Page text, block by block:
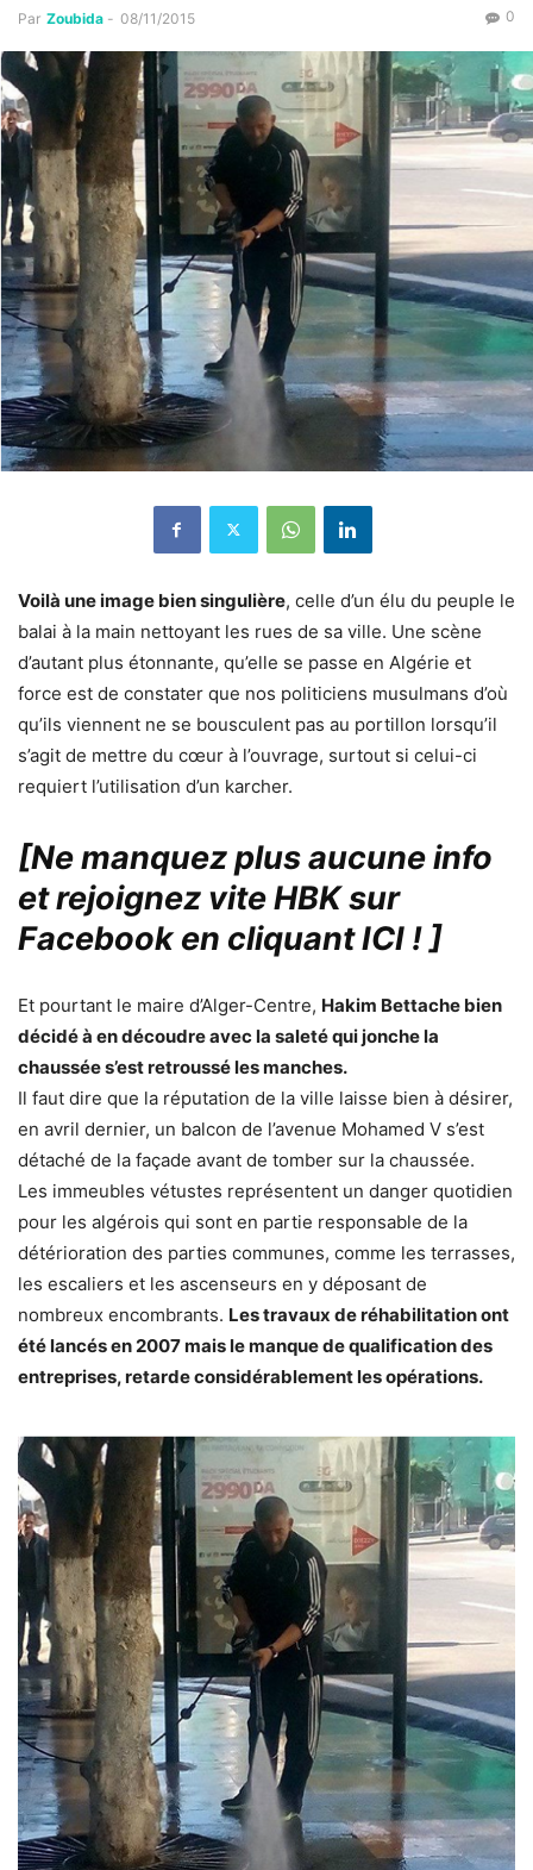
Par Zoubida - 08/11/2015 0
Voilà une image bien singulière, celle d’un élu du peuple le
balai à la main nettoyant les rues de sa ville. Une scène
d’autant plus étonnante, qu’elle se passe en Algérie et
force est de constater que nos politiciens musulmans d’où
qu’ils viennent ne se bousculent pas au portillon lorsqu’il
s’agit de mettre du cœur à l’ouvrage, surtout si celui-ci
requiert l’utilisation d’un karcher.
[Ne manquez plus aucune info
et rejoignez vite HBK sur
Facebook en cliquant ICI !]
Et pourtant le maire d’Alger-Centre, Hakim Bettache bien
décidé à en découdre avec la saleté qui jonche la
chaussée s’est retroussé les manches.
Il faut dire que la réputation de la ville laisse bien à désirer,
en avril dernier, un balcon de l’avenue Mohamed V s’est
détaché de la façade avant de tomber sur la chaussée.
Les immeubles vétustes représentent un danger quotidien
pour les algérois qui sont en partie responsable de la
détérioration des parties communes, comme les terrasses,
les escaliers et les ascenseurs en y déposant de
nombreux encombrants. Les travaux de réhabilitation ont
été lancés en 2007 mais le manque de qualification des
entreprises, retarde considérablement les opérations.